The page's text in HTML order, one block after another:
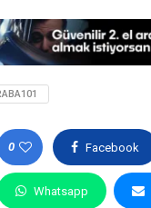
0 Facebook
Whatsapp